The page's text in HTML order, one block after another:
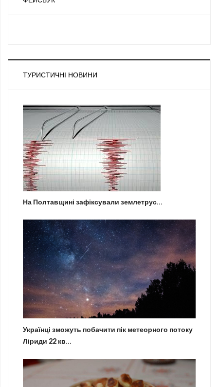
ТУРИСТИЧНІ НОВИНИ
На Полтавщині зафіксували землетрус...
Українці зможуть побачити пік метеорного потоку
Ліриди 22 кв...